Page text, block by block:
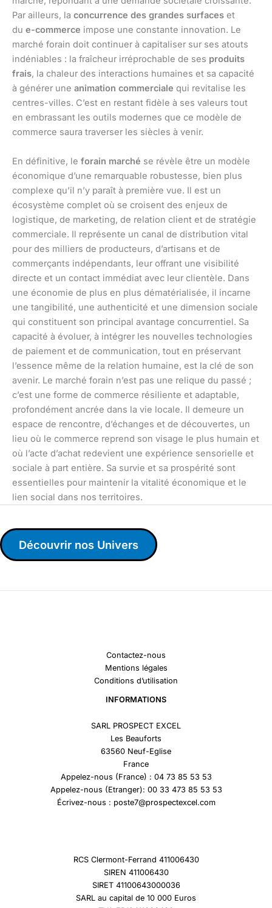
Par ailleurs, la concurrence des grandes surfaces et
du e-commerce impose une constante innovation. Le
marché forain doit continuer à capitaliser sur ses atouts
indéniables : la fraîcheur irréprochable de ses produits
frais, la chaleur des interactions humaines et sa capacité
à générer une animation commerciale qui revitalise les
centres-villes. C’est en restant fidèle à ses valeurs tout
en embrassant les outils modernes que ce modèle de
commerce saura traverser les siècles à venir.
En définitive, le forain marché se révèle être un modèle
économique d’une remarquable robustesse, bien plus
complexe qu’il n’y paraît à première vue. Il est un
écosystème complet où se croisent des enjeux de
logistique, de marketing, de relation client et de stratégie
commerciale. Il représente un canal de distribution vital
pour des milliers de producteurs, d’artisans et de
commerçants indépendants, leur offrant une visibilité
directe et un contact immédiat avec leur clientèle. Dans
une économie de plus en plus dématérialisée, il incarne
une tangibilité, une authenticité et une dimension sociale
qui constituent son principal avantage concurrentiel. Sa
capacité à évoluer, à intégrer les nouvelles technologies
de paiement et de communication, tout en préservant
l’essence même de la relation humaine, est la clé de son
avenir. Le marché forain n’est pas une relique du passé ;
c’est une forme de commerce résiliente et adaptable,
profondément ancrée dans la vie locale. Il demeure un
espace de rencontre, d’échanges et de découvertes, un
lieu où le commerce reprend son visage le plus humain et
où l’acte d’achat redevient une expérience sensorielle et
sociale à part entière. Sa survie et sa prospérité sont
essentielles pour maintenir la vitalité économique et le
lien social dans nos territoires.
Découvrir nos Univers
Contactez-nous
Mentions légales
Conditions d’utilisation
INFORMATIONS
SARL PROSPECT EXCEL
Les Beauforts
63560 Neuf-Eglise
France
Appelez-nous (France) : 04 73 85 53 53
Appelez-nous (Etranger): 00 33 473 85 53 53
Écrivez-nous : poste7@prospectexcel.com
RCS Clermont-Ferrand 411006430
SIREN 411006430
SIRET 41100643000036
SARL au capital de 10 000 Euros